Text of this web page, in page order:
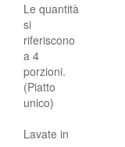
Le quantità
si
riferiscono
a 4
porzioni.
(Piatto
unico)
Lavate in